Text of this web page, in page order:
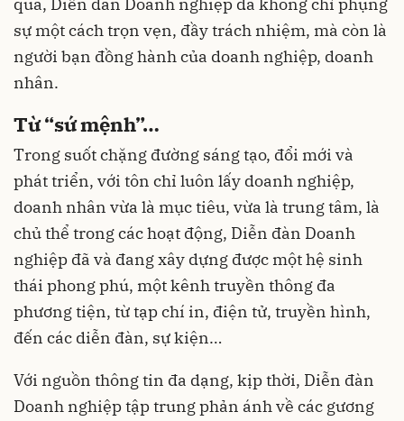
sự một cách trọn vẹn, đầy trách nhiệm, mà còn là
người bạn đồng hành của doanh nghiệp, doanh
nhân.
Từ “sứ mệnh”…
Trong suốt chặng đường sáng tạo, đổi mới và
phát triển, với tôn chỉ luôn lấy doanh nghiệp,
doanh nhân vừa là mục tiêu, vừa là trung tâm, là
chủ thể trong các hoạt động, Diễn đàn Doanh
nghiệp đã và đang xây dựng được một hệ sinh
thái phong phú, một kênh truyền thông đa
phương tiện, từ tạp chí in, điện tử, truyền hình,
đến các diễn đàn, sự kiện…
Với nguồn thông tin đa dạng, kịp thời, Diễn đàn
Doanh nghiệp tập trung phản ánh về các gương